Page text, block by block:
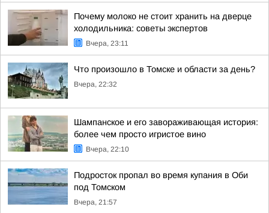
Почему молоко не стоит хранить на дверце
холодильника: советы экспертов
Вчера, 23:11
Что произошло в Томске и области за день?
Вчера, 22:32
Шампанское и его завораживающая история:
более чем просто игристое вино
Вчера, 22:10
Подросток пропал во время купания в Оби
под Томском
Вчера, 21:57